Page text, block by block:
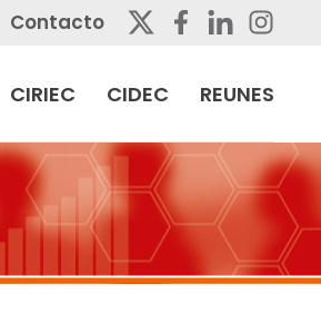
Contacto
CIRIEC CIDEC REUNES